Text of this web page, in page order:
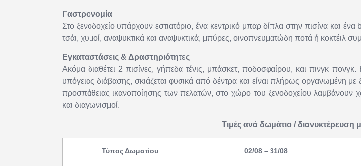
Γαστρονομία
Στο ξενοδοχείο υπάρχουν εστιατόριο, ένα κεντρικό μπαρ δίπλα στην πισίνα και
τσάι, χυμοί, αναψυκτικά και αναψυκτικά, μπύρες, οινοπνευματώδη ποτά ή κοκτέιλ
Εγκαταστάσεις & Δραστηριότητες
Ακόμα διαθέτει 2 πισίνες, γήπεδα τένις, μπάσκετ, ποδοσφαίρου, και πινγκ
υπόγειας διάβασης, σκιάζεται φυσικά από δέντρα και είναι πλήρως οργανωμένη
προσπάθειας ικανοποίησης των πελατών, στο χώρο του ξενοδοχείου λαμβάνουν
και διαγωνισμοί.
Τιμές ανά δωμάτιο /
Τύπος Δωματίου 02/08 – 31/08